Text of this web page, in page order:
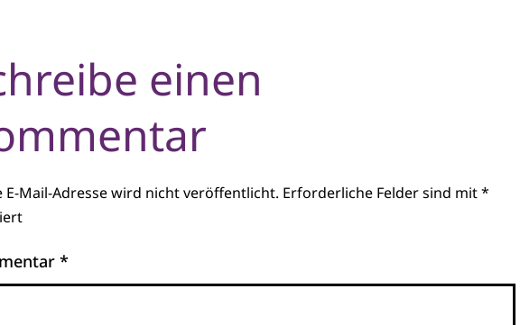
einen
E-Mail-Adresse wird nicht veröffentlicht. Erforderliche Felder sind mit*
*